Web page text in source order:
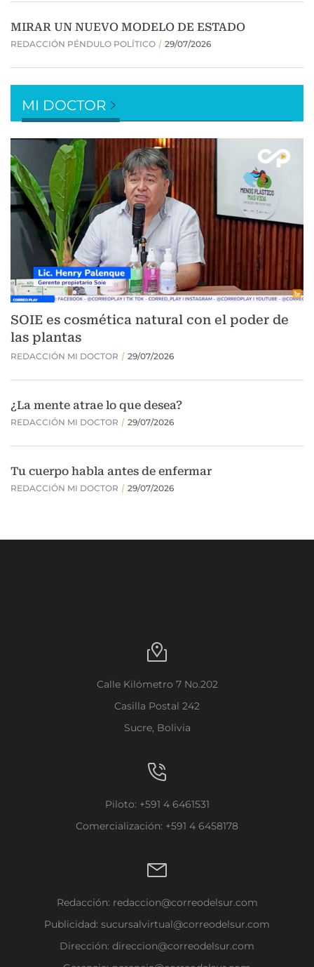
MI DOCTOR
Calle Kilómetro 7 No.202
Casilla Postal 242
Sucre, Bolivia
Piloto: +591 4 6461531
Comercialización: +591 4 6458178
Redacción: redaccion@correodelsur.com
Publicidad: sucursalvirtual@correodelsur.com
Dirección: direccion@correodelsur.com